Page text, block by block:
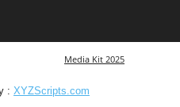
Media Kit 2025
: XYZScripts.com